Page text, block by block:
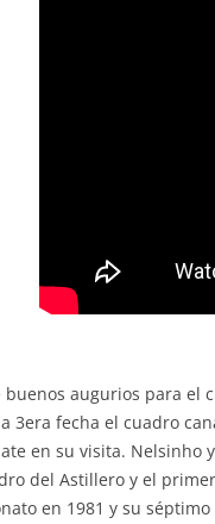
buenos augurios para
3era fecha el cuadro
en su visita. Nelsinho
del Astillero y el
en 1981 y su